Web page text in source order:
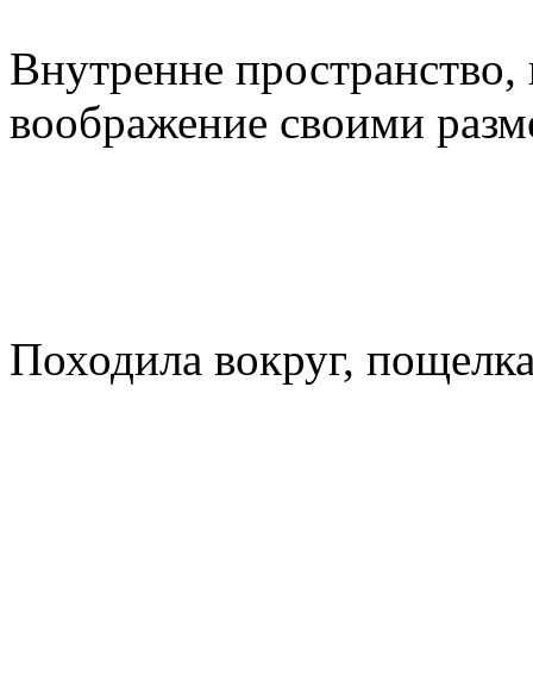
Внутренне
воображение своими
Походила вокруг,